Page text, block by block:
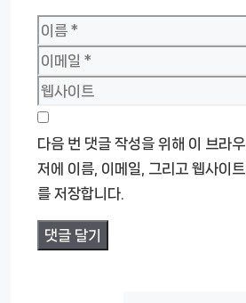
이
름
이
메
일
웹
사
이
트
다음 번 댓글 작성을 위해 이 브라우
저에 이름, 이메일, 그리고 웹사이트
를 저장합니다.